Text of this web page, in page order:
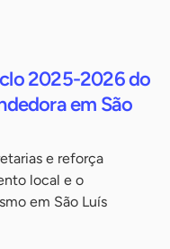
2025-2026 do
em São
e reforça
local e o
em São Luís